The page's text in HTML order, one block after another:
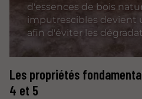
d'essences de bois
imputrescibles devient
afin d'éviter les
Les propriétés
4 et 5